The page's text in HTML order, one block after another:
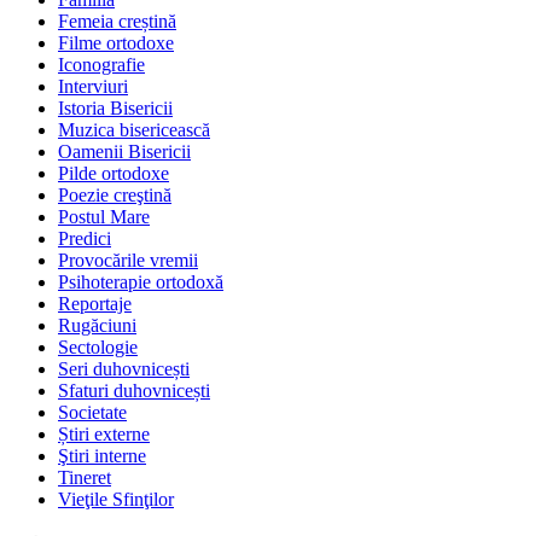
Femeia creștină
Filme ortodoxe
Iconografie
Interviuri
Istoria Bisericii
Muzica bisericească
Oamenii Bisericii
Pilde ortodoxe
Poezie creştină
Postul Mare
Predici
Provocările vremii
Psihoterapie ortodoxă
Reportaje
Rugăciuni
Sectologie
Seri duhovnicești
Sfaturi duhovnicești
Societate
Știri externe
Ştiri interne
Tineret
Vieţile Sfinţilor